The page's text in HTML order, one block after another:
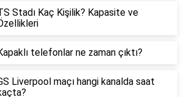
Stadı Kaç Kişilik? Kapasite ve
telefonlar ne zaman çıktı?
Liverpool maçı hangi kanalda saat